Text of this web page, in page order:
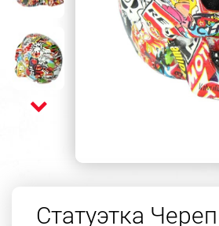
Статуэтка Череп